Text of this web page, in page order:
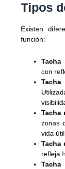
Tipos
Existen
función:
Tacha
con
Tacha
zonas
vida útil.
Tacha
refleja